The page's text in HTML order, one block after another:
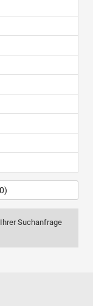
Suchanfrage
0)